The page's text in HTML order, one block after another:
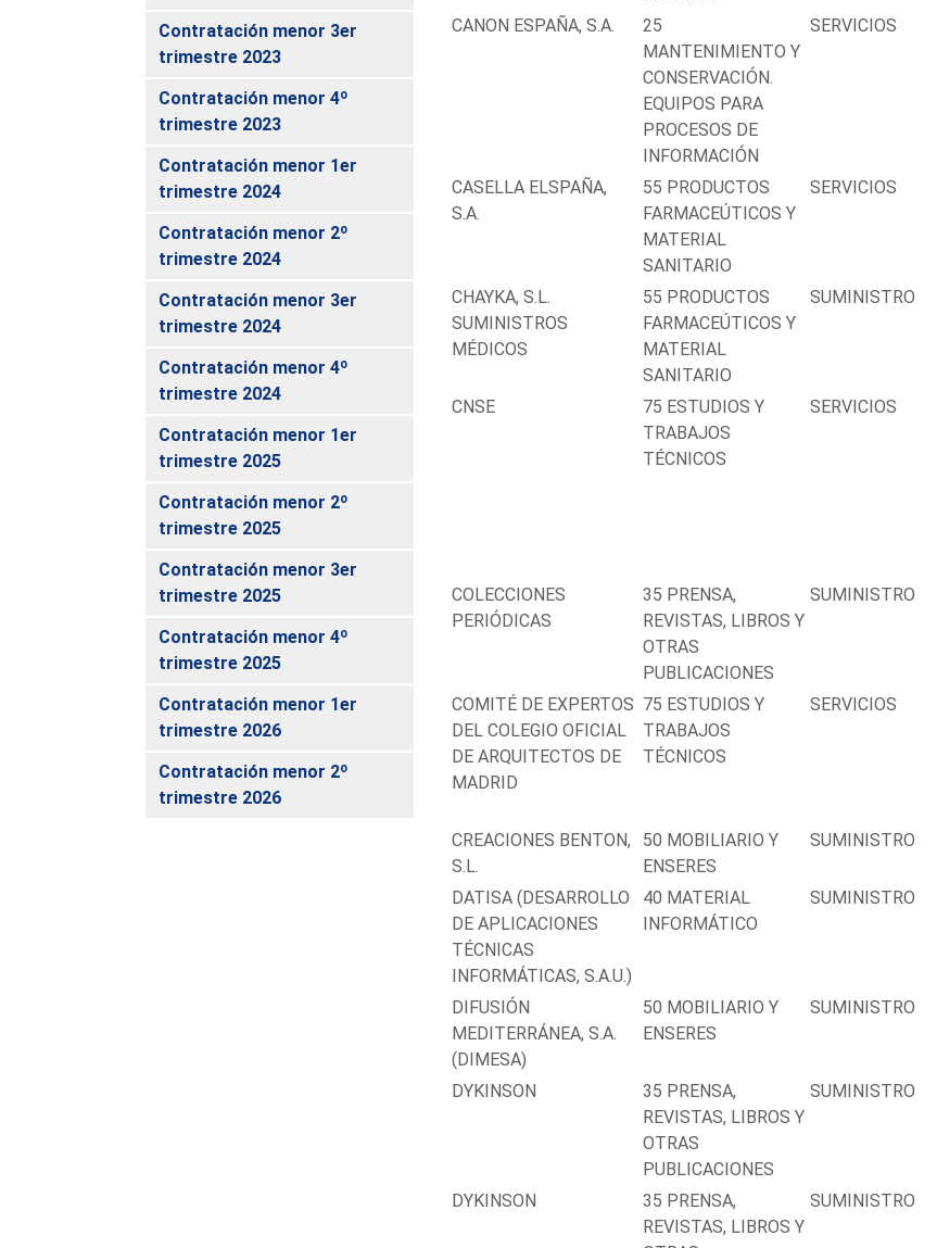
Contratación menor 3er
trimestre 2023
Contratación menor 4º
trimestre 2023
Contratación menor 1er
trimestre 2024
Contratación menor 2º
trimestre 2024
Contratación menor 3er
trimestre 2024
Contratación menor 4º
trimestre 2024
Contratación menor 1er
trimestre 2025
Contratación menor 2º
trimestre 2025
Contratación menor 3er
trimestre 2025
Contratación menor 4º
trimestre 2025
Contratación menor 1er
trimestre 2026
Contratación menor 2º
trimestre 2026
CANON ESPAÑA, S.A.
25
MANTENIMIENTO Y
CONSERVACIÓN.
EQUIPOS PARA
PROCESOS DE
INFORMACIÓN
SERVICIOS
CASELLA ELSPAÑA,
S.A.
55 PRODUCTOS
FARMACEÚTICOS Y
MATERIAL
SANITARIO
SERVICIOS
CHAYKA, S.L.
SUMINISTROS
MÉDICOS
55 PRODUCTOS
FARMACEÚTICOS Y
MATERIAL
SANITARIO
SUMINISTRO
CNSE
75 ESTUDIOS Y
TRABAJOS
TÉCNICOS
SERVICIOS
COLECCIONES
PERIÓDICAS
35 PRENSA,
REVISTAS, LIBROS Y
OTRAS
PUBLICACIONES
SUMINISTRO
COMITÉ DE EXPERTOS
DEL COLEGIO OFICIAL
DE ARQUITECTOS DE
MADRID
75 ESTUDIOS Y
TRABAJOS
TÉCNICOS
SERVICIOS
CREACIONES BENTON,
S.L.
50 MOBILIARIO Y
ENSERES
SUMINISTRO
DATISA (DESARROLLO
DE APLICACIONES
TÉCNICAS
INFORMÁTICAS, S.A.U.)
40 MATERIAL
INFORMÁTICO
SUMINISTRO
DIFUSIÓN
MEDITERRÁNEA, S.A.
(DIMESA)
50 MOBILIARIO Y
ENSERES
SUMINISTRO
DYKINSON
35 PRENSA,
REVISTAS, LIBROS Y
OTRAS
PUBLICACIONES
SUMINISTRO
DYKINSON
35 PRENSA,
REVISTAS, LIBROS Y
SUMINISTRO